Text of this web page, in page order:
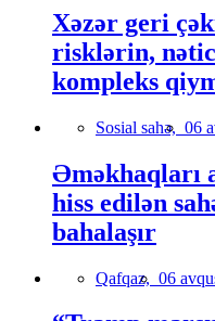
Xəzər geri
risklərin,
kompleks
Sosial sahə, 06
Əməkhaqları
hiss edilən
bahalaşır
Qafqaz, 06